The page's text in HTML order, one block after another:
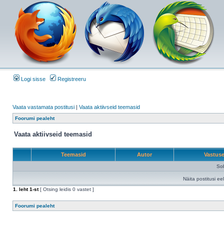
Logi sisse Registreeru
Vaata vastamata postitusi | Vaata aktiivseid teemasid
Foorumi pealeht
Vaata aktiivseid teemasid
Teemasid Autor
Näita postitusi
1
. leht1-st[ Otsing leidis 0 vastet ]
Foorumi pealeht